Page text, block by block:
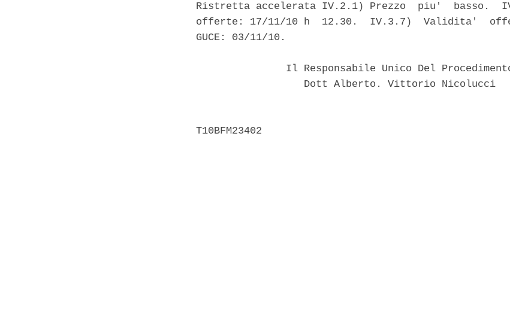
Ristretta accelerata IV.2.1) Prezzo  piu'  basso.
offerte: 17/11/10 h  12.30.  IV.3.7)  Validita'
GUCE: 03/11/10.
Il Responsabile Unico Del
                  Dott Alberto. Vittorio Nicolucci